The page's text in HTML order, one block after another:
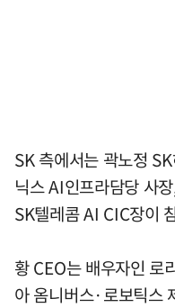
SK 측에서는 곽노정
닉스 AI인프라담당 사
SK텔레콤 AI CIC장이
황 CEO는 배우자인 로
아 옴니버스·로보틱스